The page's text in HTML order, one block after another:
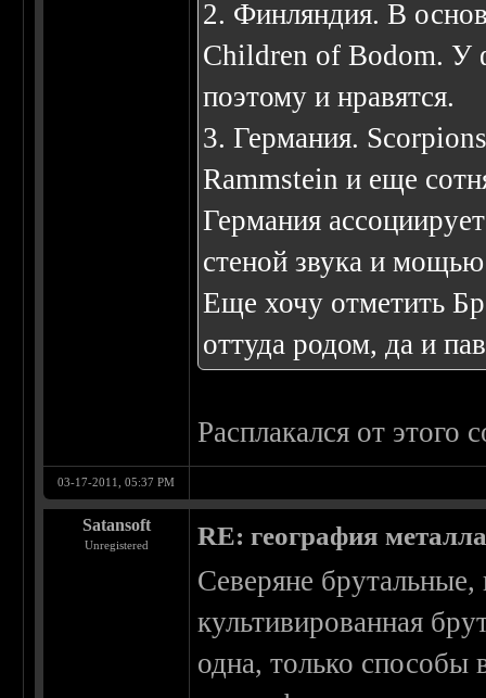
2. Финляндия. В
Children of Bodom. У
поэтому и нравятся.
3. Германия.
Rammstein и еще
Германия
стеной звука и
Еще хочу отметить
оттуда родом, да и
Расплакался от
03-17-2011, 05:37 PM
Satansoft
Unregistered RE: география
Северяне
культивированная
одна, только